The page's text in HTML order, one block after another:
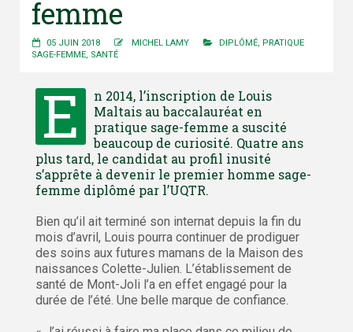
femme
05 JUIN 2018 MICHEL LAMY DIPLÔMÉ, PRATIQUE
SAGE-FEMME, SANTÉ
E
n 2014, l’inscription de Louis
Maltais au baccalauréat en
pratique sage-femme a suscité
beaucoup de curiosité. Quatre ans
plus tard, le candidat au profil inusité
s’apprête à devenir le premier homme sage-
femme diplômé par l’UQTR.
Bien qu’il ait terminé son internat depuis la fin du
mois d’avril, Louis pourra continuer de prodiguer
des soins aux futures mamans de la Maison des
naissances Colette-Julien. L’établissement de
santé de Mont-Joli l’a en effet engagé pour la
durée de l’été. Une belle marque de confiance.